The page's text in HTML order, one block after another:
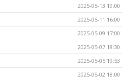
2025-05-13 19:00
2025-05-11 16:00
2025-05-09 17:00
2025-05-07 18:30
2025-05-05 19:53
2025-05-02 18:00